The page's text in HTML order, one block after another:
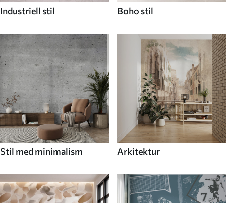
Industriell stil Boho stil
Stil med minimalism Arkitektur